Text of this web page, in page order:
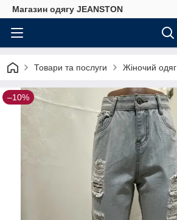
Магазин одягу JEANSTON
Товари та послуги Жіночий одяг
–10%